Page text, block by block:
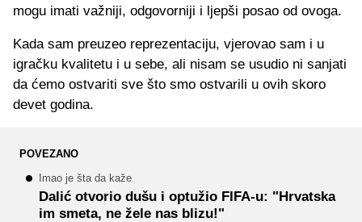
mogu imati važniji, odgovorniji i ljepši posao od ovoga.
Kada sam preuzeo reprezentaciju, vjerovao sam i u
igračku kvalitetu i u sebe, ali nisam se usudio ni sanjati
da ćemo ostvariti sve što smo ostvarili u ovih skoro
devet godina.
POVEZANO
Imao je šta da kaže
Dalić otvorio dušu i optužio FIFA-u: "Hrvatska
im smeta, ne žele nas blizu!"